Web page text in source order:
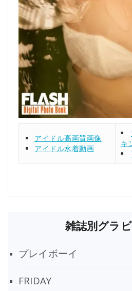
アイドル高画質画像
アイドル水着動画
キ
雑誌別グラ
プレイボーイ
FRIDAY